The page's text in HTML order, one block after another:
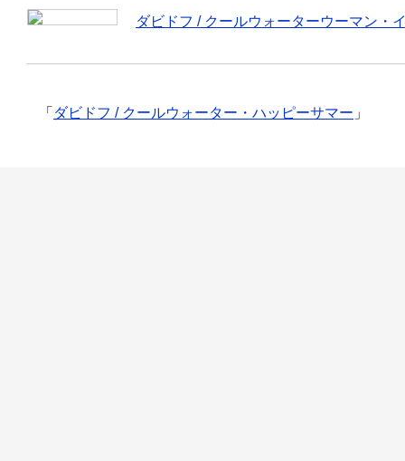
ダビドフ / クールウォーターウーマン・
「 ダビドフ / クールウォーター・ハッピーサマー 」